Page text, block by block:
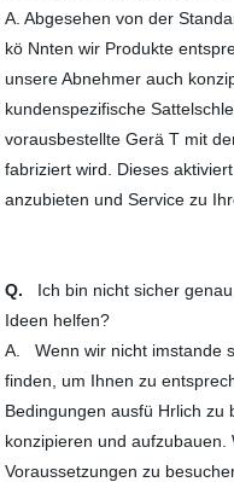
A. Abgesehen von der
kö Nnten wir Produkte
unsere Abnehmer auch
kundenspezifische
vorausbestellte Gerä T mit
fabriziert wird. Dieses
anzubieten und Service zu
Q. Ich bin nicht sicher
Ideen helfen?
A. Wenn wir nicht imstande
finden, um Ihnen zu
Bedingungen ausfü Hrlich zu
konzipieren und
Voraussetzungen zu